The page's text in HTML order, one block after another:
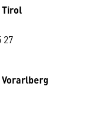
Tirol
27